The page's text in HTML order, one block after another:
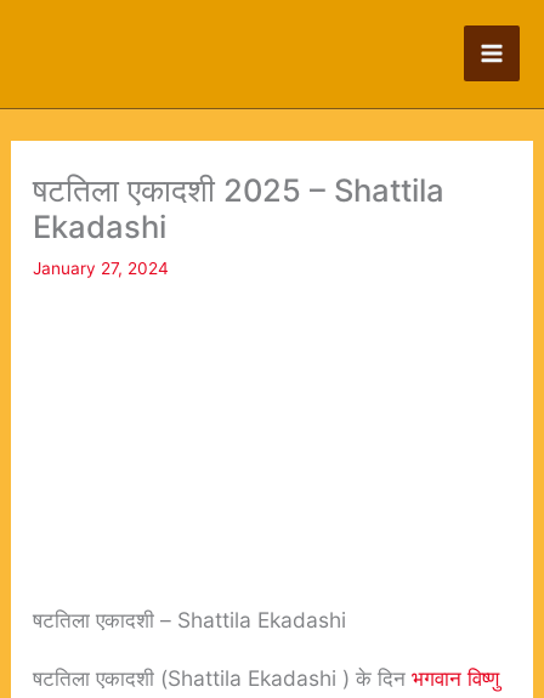
षटतिला एकादशी 2025 – Shattila
Ekadashi
January 27, 2024
षटतिला एकादशी – Shattila Ekadashi
षटतिला एकादशी (Shattila Ekadashi ) के दिन भगवान विष्णु